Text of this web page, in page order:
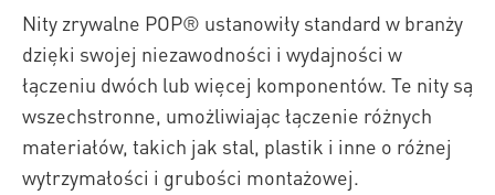
Nity zrywalne POP® ustanowiły standard w branży
dzięki swojej niezawodności i wydajności w
łączeniu dwóch lub więcej komponentów. Te nity są
wszechstronne, umożliwiając łączenie różnych
materiałów, takich jak stal, plastik i inne o różnej
wytrzymałości i grubości montażowej.